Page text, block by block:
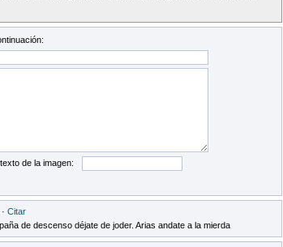
de la imagen:
Citar
de descenso déjate de joder. Arias andate a la mierda